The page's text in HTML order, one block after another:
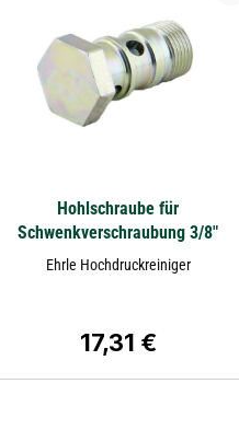
Hohlschraube für
Schwenkverschraubung 3/8"
Ehrle Hochdruckreiniger
Regulärer Preis:
17,31 €